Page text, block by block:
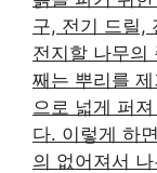
구, 전기 드릴,
전지할 나무의
째는 뿌리를
으로 넓게 퍼
다. 이렇게 하
의 없어져서